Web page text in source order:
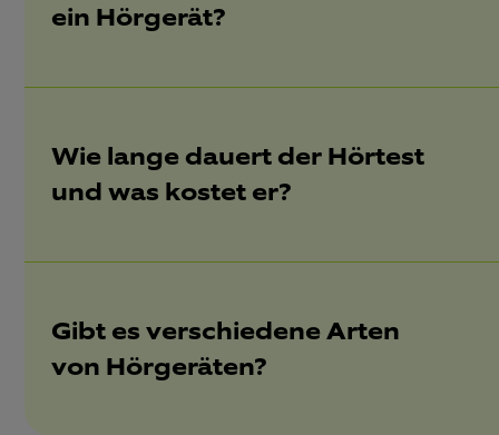
ein Hörgerät?
Wie lange dauert der Hörtest
und was kostet er?
Gibt es verschiedene Arten
von Hörgeräten?